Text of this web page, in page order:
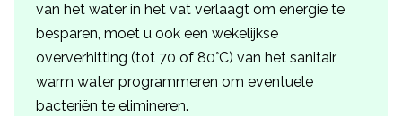
van het water in het vat verlaagt om energie te
besparen, moet u ook een wekelijkse
oververhitting (tot 70 of 80°C) van het sanitair
warm water programmeren om eventuele
bacteriën te elimineren.